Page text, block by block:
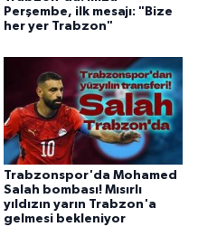
Perşembe, ilk mesajı: "Bize
her yer Trabzon"
Trabzonspor'da Mohamed
Salah bombası! Mısırlı
yıldızın yarın Trabzon'a
gelmesi bekleniyor